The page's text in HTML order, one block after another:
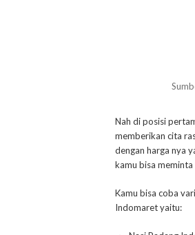
Nah di posisi
memberikan cita
dengan harga nya
kamu bisa
Kamu bisa coba
Indomaret yaitu: